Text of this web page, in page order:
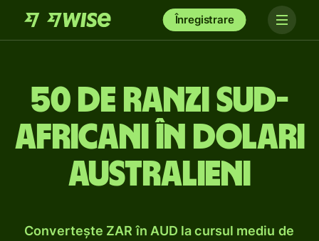
Înregistrare
50 de ranzi sud-
africani în dolari
australieni
Convertește ZAR în AUD la cursul mediu de